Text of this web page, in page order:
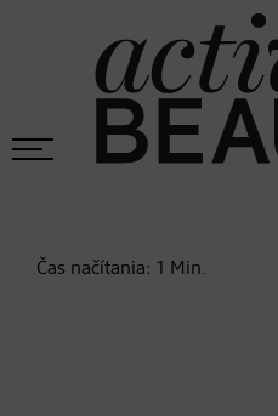
Čas načítania: 1 Min.